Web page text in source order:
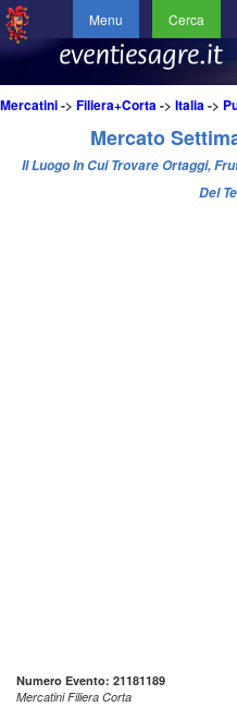
Menu Cerca
Mercatini-> Filiera+Corta-> Italia->
Mercato
Il Luogo In Cui Trovare Ortaggi,
Del
Numero Evento: 21181189
Mercatini Filiera Corta